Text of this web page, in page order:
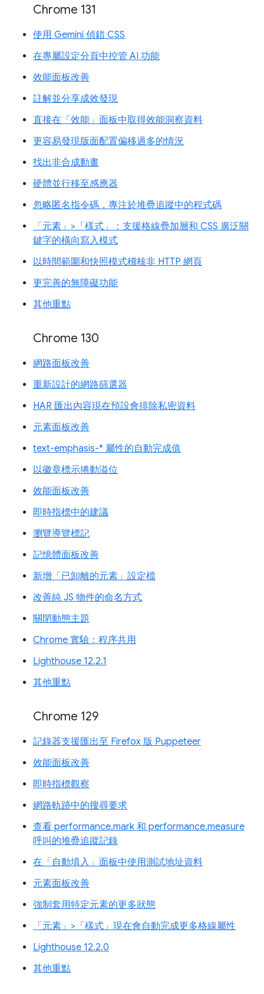
Chrome 131
使用 Gemini 偵錯 CSS
在專屬設定分頁中控管 AI 功能
效能面板改善
註解並分享成效發現
直接在「效能」面板中取得效能洞察資料
更容易發現版面配置偏移過多的情況
找出非合成動畫
硬體並行移至感應器
忽略匿名指令碼，專注於堆疊追蹤中的程式碼
「元素」>「樣式」：支援格線疊加層和 CSS 廣泛關
鍵字的橫向寫入模式
以時間範圍和快照模式稽核非 HTTP 網頁
更完善的無障礙功能
其他重點
Chrome 130
網路面板改善
重新設計的網路篩選器
HAR 匯出內容現在預設會排除私密資料
元素面板改善
text-emphasis-* 屬性的自動完成值
以徽章標示捲動溢位
效能面板改善
即時指標中的建議
瀏覽導覽標記
記憶體面板改善
新增「已卸離的元素」設定檔
改善純 JS 物件的命名方式
關閉動態主題
Chrome 實驗：程序共用
Lighthouse 12.2.1
其他重點
Chrome 129
記錄器支援匯出至 Firefox 版 Puppeteer
效能面板改善
即時指標觀察
網路軌跡中的搜尋要求
查看 performance.mark 和 performance.measure
呼叫的堆疊追蹤記錄
在「自動填入」面板中使用測試地址資料
元素面板改善
強制套用特定元素的更多狀態
「元素」>「樣式」現在會自動完成更多格線屬性
Lighthouse 12.2.0
其他重點